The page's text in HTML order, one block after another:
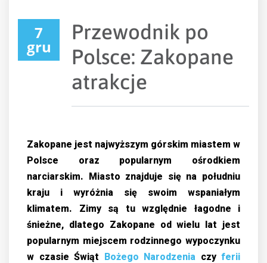
7
gru
Przewodnik po
Polsce: Zakopane
atrakcje
Zakopane jest najwyższym górskim miastem w
Polsce oraz popularnym ośrodkiem
narciarskim. Miasto znajduje się na południu
kraju i wyróżnia się swoim wspaniałym
klimatem. Zimy są tu względnie łagodne i
śnieżne, dlatego Zakopane od wielu lat jest
popularnym miejscem rodzinnego wypoczynku
w czasie Świąt Bożego Narodzenia czy ferii